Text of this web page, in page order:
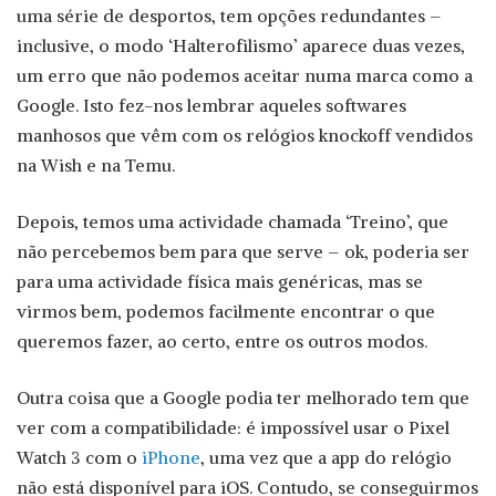
uma série de desportos, tem opções redundantes –
inclusive, o modo ‘Halterofilismo’ aparece duas vezes,
um erro que não podemos aceitar numa marca como a
Google. Isto fez-nos lembrar aqueles softwares
manhosos que vêm com os relógios knockoff vendidos
na Wish e na Temu.
Depois, temos uma actividade chamada ‘Treino’, que
não percebemos bem para que serve – ok, poderia ser
para uma actividade física mais genéricas, mas se
virmos bem, podemos facilmente encontrar o que
queremos fazer, ao certo, entre os outros modos.
Outra coisa que a Google podia ter melhorado tem que
ver com a compatibilidade: é impossível usar o Pixel
Watch 3 com o iPhone, uma vez que a app do relógio
não está disponível para iOS. Contudo, se conseguirmos